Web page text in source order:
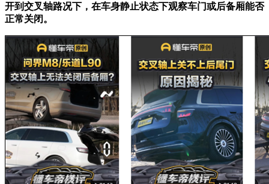
开到交叉轴路况下，在车身静止状态下观察车门或后备厢能否
正常关闭。